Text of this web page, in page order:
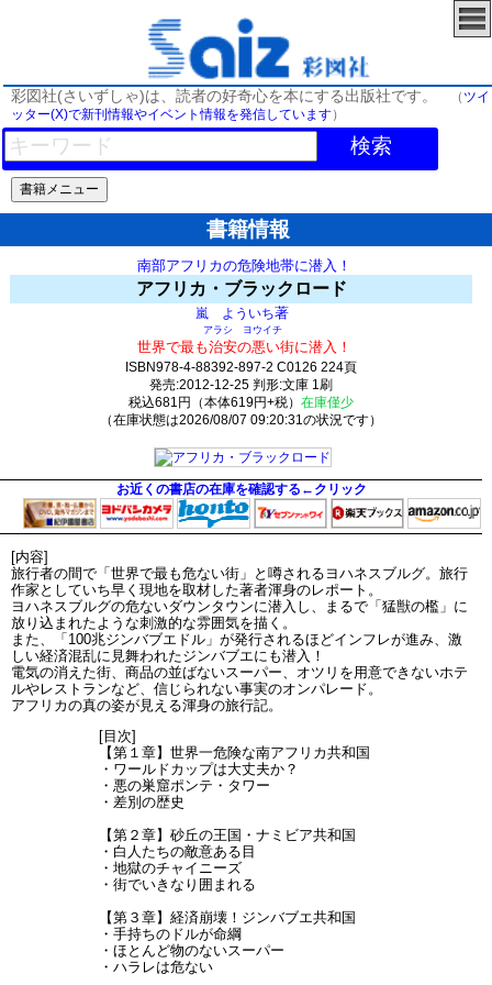
彩図社(さいずしゃ)は、読者の好奇心を本にする出版社です。 （ ツイ
ッター(X)で新刊情報やイベント情報を発信しています）
検索
書籍情報
南部アフリカの危険地帯に潜入！
アフリカ・ブラックロード
嵐 よういち著
アラシ ヨウイチ
世界で最も治安の悪い街に潜入！
ISBN978-4-88392-897-2 C0126 224頁
発売:2012-12-25 判形:文庫 1刷
税込681円（本体619円+税）在庫僅少
（在庫状態は2026/08/07 09:20:31の状況です）
お近くの書店の在庫を確認する←クリック
[内容]
旅行者の間で「世界で最も危ない街」と噂されるヨハネスブルグ。旅行
作家としていち早く現地を取材した著者渾身のレポート。
ヨハネスブルグの危ないダウンタウンに潜入し、まるで「猛獣の檻」に
放り込まれたような刺激的な雰囲気を描く。
また、「100兆ジンバブエドル」が発行されるほどインフレが進み、激
しい経済混乱に見舞われたジンバブエにも潜入！
電気の消えた街、商品の並ばないスーパー、オツリを用意できないホテ
ルやレストランなど、信じられない事実のオンパレード。
アフリカの真の姿が見える渾身の旅行記。
[目次]
【第１章】世界一危険な南アフリカ共和国
・ワールドカップは大丈夫か？
・悪の巣窟ポンテ・タワー
・差別の歴史
【第２章】砂丘の王国・ナミビア共和国
・白人たちの敵意ある目
・地獄のチャイニーズ
・街でいきなり囲まれる
【第３章】経済崩壊！ジンバブエ共和国
・手持ちのドルが命綱
・ほとんど物のないスーパー
・ハラレは危ない